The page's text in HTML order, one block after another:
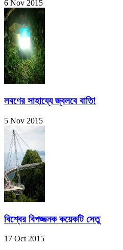
6 Nov 2015
লবণের সাহায্যে জ্বলবে বাতি!
5 Nov 2015
বিশ্বের বিপজ্জনক কয়েকটি সেতু
17 Oct 2015